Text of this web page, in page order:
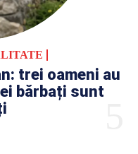
trei oameni au
bărbați sunt